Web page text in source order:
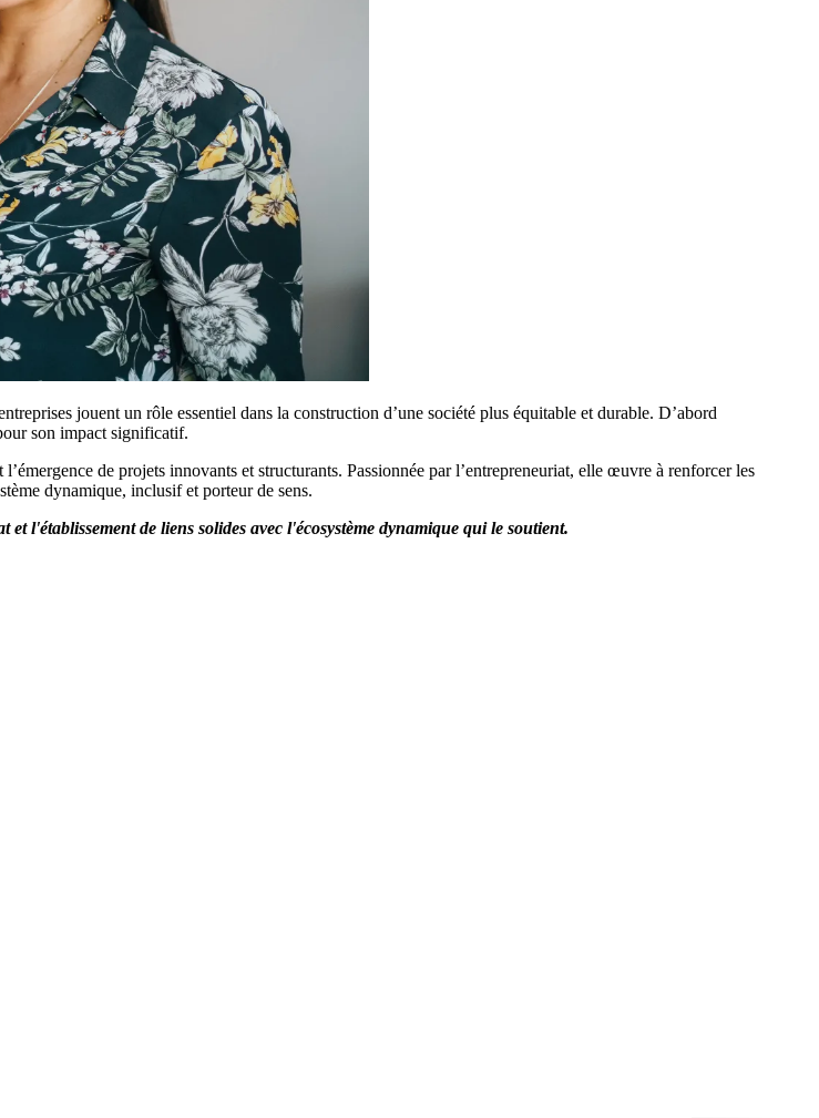
jouent un rôle essentiel dans la construction d’une société plus équitable et durable. D’abord
son impact significatif.
de projets innovants et structurants. Passionnée par l’entrepreneuriat, elle œuvre à renforcer les
dynamique, inclusif et porteur de sens.
l'établissement de liens solides avec l'écosystème dynamique qui le soutient.